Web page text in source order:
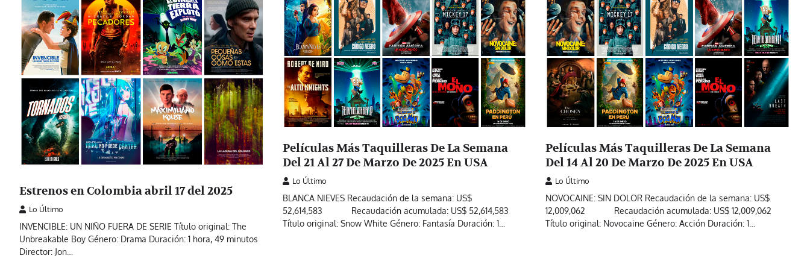
Estrenos en Colombia abril 17 del 2025
Lo Último
INVENCIBLE: UN NIÑO FUERA DE SERIE Título original: The
Unbreakable Boy Género: Drama Duración: 1 hora, 49 minutos
Director: Jon…
Películas Más Taquilleras De La Semana
Del 21 Al 27 De Marzo De 2025 En USA
Lo Último
BLANCA NIEVES Recaudación de la semana: US$
52,614,583 Recaudación acumulada: US$ 52,614,583
Título original: Snow White Género: Fantasía Duración: 1…
Películas Más Taquilleras De La Semana
Del 14 Al 20 De Marzo De 2025 En USA
Lo Último
NOVOCAINE: SIN DOLOR Recaudación de la semana: US$
12,009,062 Recaudación acumulada: US$ 12,009,062
Título original: Novocaine Género: Acción Duración: 1…